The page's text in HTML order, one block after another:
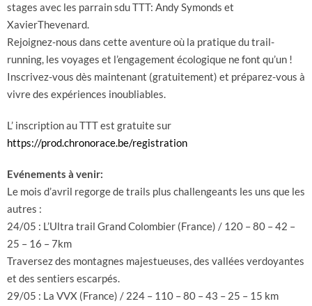
stages avec les parrain sdu TTT: Andy Symonds et
XavierThevenard.
Rejoignez-nous dans cette aventure où la pratique du trail-
running, les voyages et l’engagement écologique ne font qu’un !
Inscrivez-vous dès maintenant (gratuitement) et préparez-vous à
vivre des expériences inoubliables.
L’ inscription au TTT est gratuite sur
https://prod.chronorace.be/registration
Evénements à venir:
Le mois d’avril regorge de trails plus challengeants les uns que les
autres :
24/05 : L’Ultra trail Grand Colombier (France) / 120 – 80 – 42 –
25 – 16 – 7km
Traversez des montagnes majestueuses, des vallées verdoyantes
et des sentiers escarpés.
29/05 : La VVX (France) / 224 – 110 – 80 – 43 – 25 – 15 km